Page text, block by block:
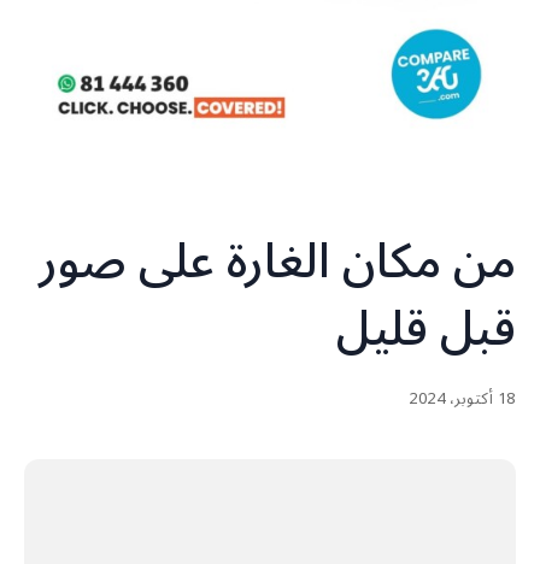
من مكان الغارة على صور
قبل قليل
18 أكتوبر، 2024